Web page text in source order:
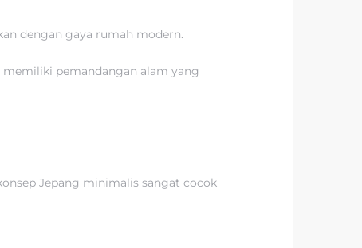
dengan gaya rumah modern.
pemandangan alam yang
Jepang minimalis sangat cocok